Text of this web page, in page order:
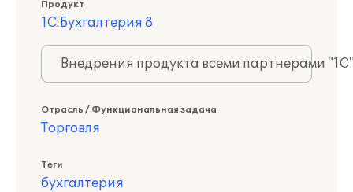
Продукт
1С:Бухгалтерия 8
Внедрения продукта всеми партнерами
Отрасль / Функциональная задача
Торговля
Теги
бухгалтерия